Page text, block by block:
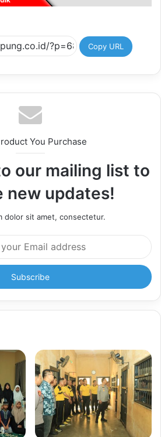
Copy URL
You Purchase
our mailing list to
new updates!
dolor sit amet, consectetur.